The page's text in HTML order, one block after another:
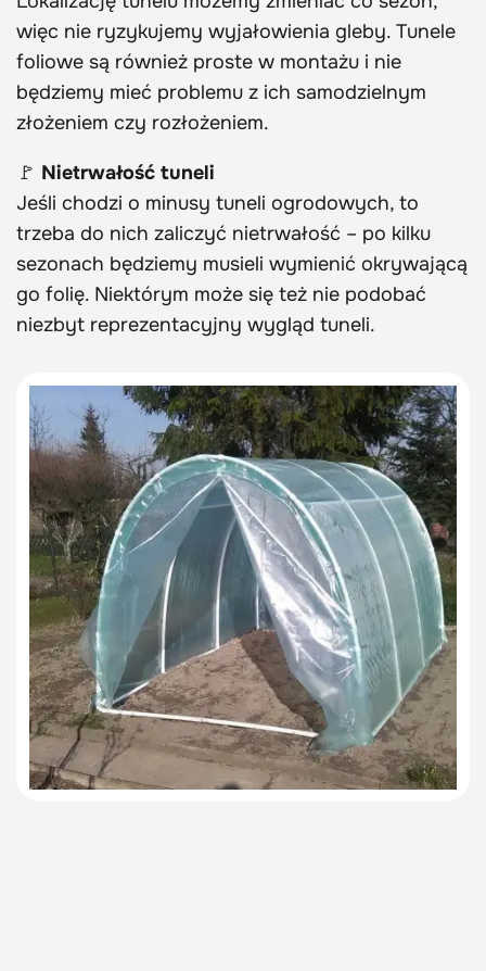
więc nie ryzykujemy wyjałowienia gleby. Tunele
foliowe są również proste w montażu i nie
będziemy mieć problemu z ich samodzielnym
złożeniem czy rozłożeniem.
🚩 Nietrwałość tuneli
Jeśli chodzi o minusy tuneli ogrodowych, to
trzeba do nich zaliczyć nietrwałość – po kilku
sezonach będziemy musieli wymienić okrywającą
go folię. Niektórym może się też nie podobać
niezbyt reprezentacyjny wygląd tuneli.